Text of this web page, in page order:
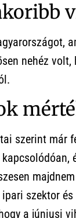
nehéz
szerint
szektor
a júniusi